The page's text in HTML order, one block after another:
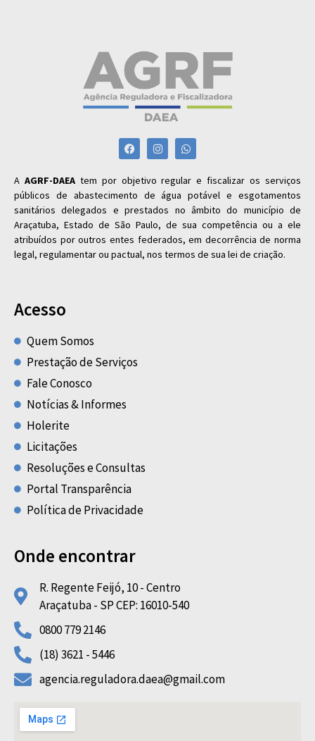
A AGRF-DAEAtem por objetivo regular e fiscalizar os serviços
públicos de abastecimento de água potável e esgotamentos
sanitários delegados e prestados no âmbito do município de
Araçatuba, Estado de São Paulo, de sua competência ou a ele
atribuídos por outros entes federados, em decorrência de norma
legal, regulamentar ou pactual, nos termos de sua lei de criação.
Acesso
Quem Somos
Prestação de Serviços
Fale Conosco
Notícias & Informes
Holerite
Licitações
Resoluções e Consultas
Portal Transparência
Política de Privacidade
Onde encontrar
R. Regente Feijó, 10 - Centro
Araçatuba - SP CEP: 16010-540
0800 779 2146
(18) 3621 - 5446
agencia.reguladora.daea@gmail.com